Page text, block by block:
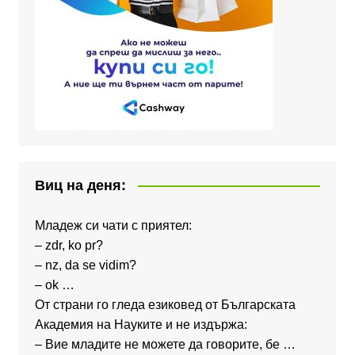
Виц на деня:
Младеж си чати с приятел:
– zdr, ko pr?
– nz, da se vidim?
– ok …
От страни го гледа езиковед от Българската
Академия на Науките и не издържа:
– Вие младите не можете да говорите, бе …